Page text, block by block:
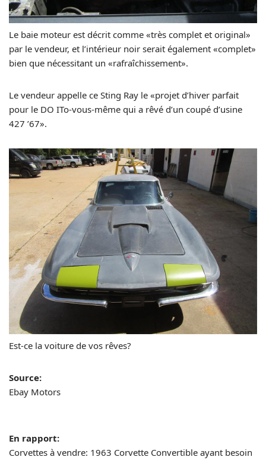
Le baie moteur est décrit comme «très complet et original»
par le vendeur, et l’intérieur noir serait également «complet»
bien que nécessitant un «rafraîchissement».
Le vendeur appelle ce Sting Ray le «projet d’hiver parfait
pour le DO ITo-vous-même qui a rêvé d’un coupé d’usine
427 ’67».
Est-ce la voiture de vos rêves?
Source:
Ebay Motors
En rapport:
Corvettes à vendre: 1963 Corvette Convertible ayant besoin